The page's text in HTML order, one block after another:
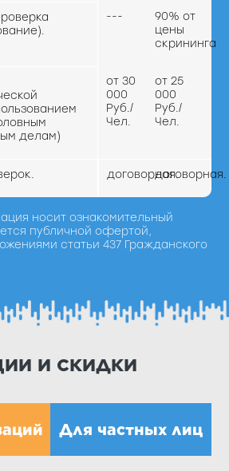
---
90% от
цены
скрининга
делам)
от 30
000
Руб./
Чел.
от 25
000
Руб./
Чел.
договорная.договорная.
носит ознакомительный
публичной офертой,
статьи 437 Гражданского
И СКИДКИ
Для частных лиц